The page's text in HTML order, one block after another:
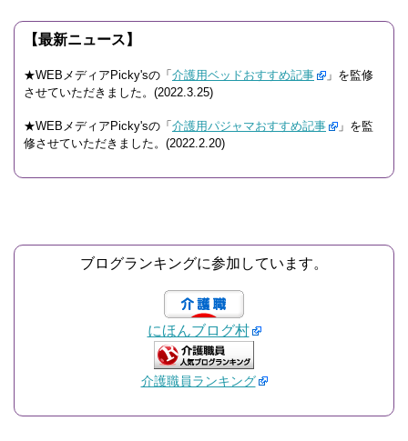
【最新ニュース】
★WEBメディアPicky'sの「 介護用ベッドおすすめ記事
」を監修
させていただきました。(2022.3.25)
★WEBメディアPicky'sの「 介護用パジャマおすすめ記事
」を監
修させていただきました。(2022.2.20)
ブログランキングに参加しています。
にほんブログ村
介護職員ランキング